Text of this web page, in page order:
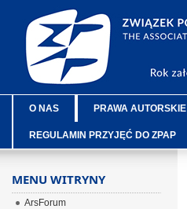
O NAS PRAWA AUTORSKIE
REGULAMIN PRZYJĘĆ DO ZPAP
MENU WITRYNY
ArsForum